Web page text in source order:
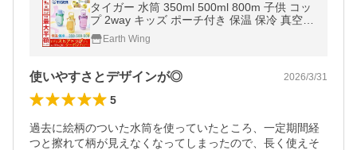
タイガー 水筒 350ml 500ml 800m 子供 コッ
プ 2way キッズ ポーチ付き 保温 保冷 真空断
熱 かわいい MTA-Q035 MTA-Q050 MTA-Q0
80 Earth Wing
使いやすさとデザインが◎ 2026/3/31
5
過去に絵柄のついた水筒を使っていたところ、一定期間経
つと擦れて柄が見えなくなってしまったので、長く使えそ